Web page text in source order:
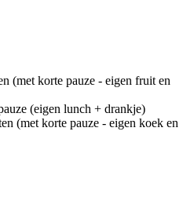
(met korte pauze - eigen fruit en
(eigen lunch + drankje)
(met korte pauze - eigen koek en